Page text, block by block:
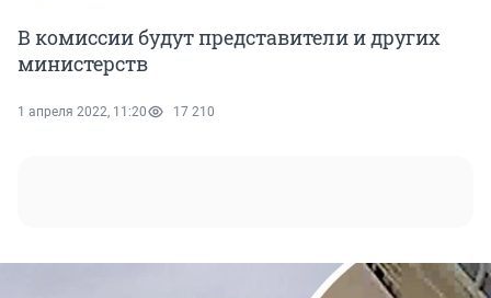
В комиссии будут представители и других
министерств
1 апреля 2022, 11:20 17 210